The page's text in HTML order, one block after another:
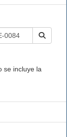
se incluye la